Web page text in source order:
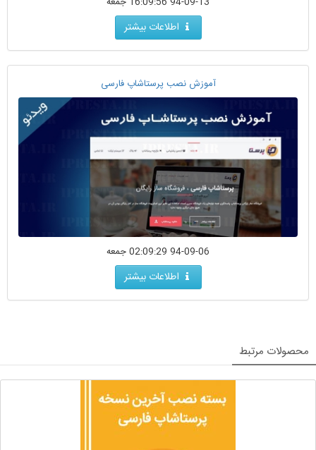
اطلاعات بیشتر
آموزش نصب پرستاشاپ فارسی
94-09-06 02:09:29 جمعه
اطلاعات بیشتر
محصولات مرتبط